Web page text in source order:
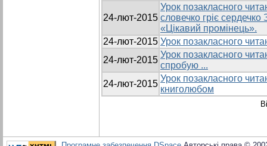
24-лют-2015
Урок позакласного
словечко гріє
«Цікавий промінець».
24-лют-2015 Урок позакласного
24-лют-2015
Урок позакласного
спробую ...
24-лют-2015
Урок позакласного
книголюбом